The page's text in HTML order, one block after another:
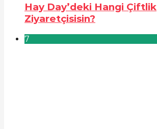
Hay Day’deki Hangi Çiftlik
Ziyaretçisisin?
7